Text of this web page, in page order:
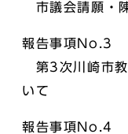
市議会請願・
報告事項No.3
第3次川崎市教
いて
報告事項No.4